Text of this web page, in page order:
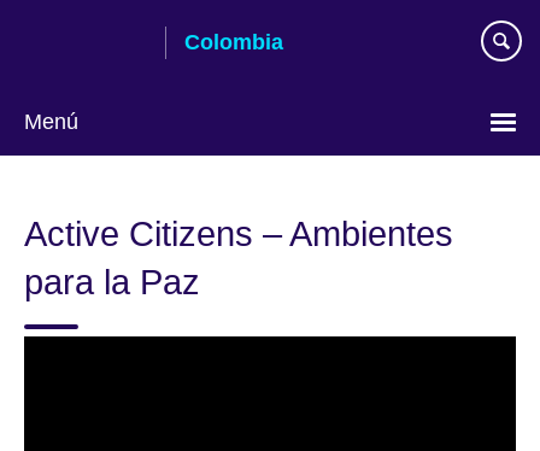
Colombia
Menú
idioma
Active Citizens – Ambientes
para la Paz